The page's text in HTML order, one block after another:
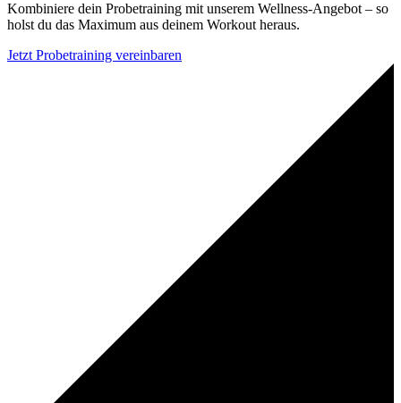
Kombiniere dein Probetraining mit unserem Wellness-Angebot – so
holst du das Maximum aus deinem Workout heraus.
Jetzt Probetraining vereinbaren